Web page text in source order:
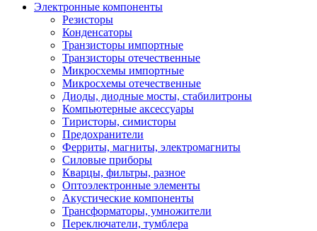
Электронные компоненты
Резисторы
Конденсаторы
Транзисторы импортные
Транзисторы отечественные
Микросхемы импортные
Микросхемы отечественные
Диоды, диодные мосты, стабилитроны
Компьютерные аксессуары
Тиристоры, симисторы
Предохранители
Ферриты, магниты, электромагниты
Силовые приборы
Кварцы, фильтры, разное
Оптоэлектронные элементы
Акустические компоненты
Трансформаторы, умножители
Переключатели, тумблера